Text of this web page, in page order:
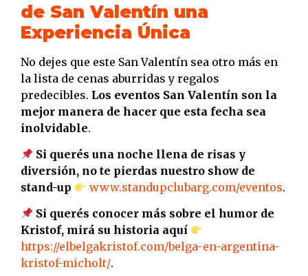
de San Valentín una
Experiencia Única
No dejes que este San Valentín sea otro más en
la lista de cenas aburridas y regalos
predecibles. Los eventos San Valentín son la
mejor manera de hacer que esta fecha sea
inolvidable.
Si querés una noche llena de risas y
diversión, no te pierdas nuestro show de
stand-up
www.standupclubarg.com/eventos.
Si querés conocer más sobre el humor de
Kristof, mirá su historia aquí
https://elbelgakristof.com/belga-en-argentina-
kristof-micholt/.